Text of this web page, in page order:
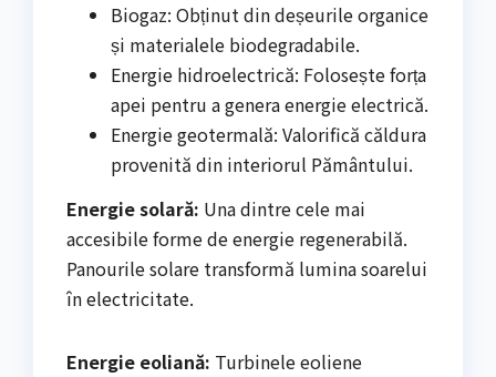
Biogaz: Obținut din deșeurile organice
și materialele biodegradabile.
Energie hidroelectrică: Folosește forța
apei pentru a genera energie electrică.
Energie geotermală: Valorifică căldura
provenită din interiorul Pământului.
Energie solară: Una dintre cele mai
accesibile forme de energie regenerabilă.
Panourile solare transformă lumina soarelui
în electricitate.
Energie eoliană: Turbinele eoliene